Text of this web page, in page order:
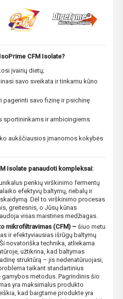
CFM Isolate?
įvairių dietų;
savo sveikata ir tinkamu kūno
pagerinti savo fizinę ir psichinę
sportininkams ir ambicingiems
aukščiausios įmanomos kokybės
Isolate panaudoti kompleksai:
penkių virškinimo fermentų
efektyvų baltymų, riebalų ir
Dėl to virškinimo procesas
greitesnis, o Jūsų kūnas
visas maistines medžiagas.
mikrofiltravimas (CFM) – šiuo metu
ir efektyviausias išrūgų baltymų
novatoriška technika, atliekama
užtikrina, kad baltymas
struktūrą – jis nedenatūruojasi,
taikant standartinius
metodus. Pagrindinis šio
yra maksimalus produkto
kad baigtame produkte yra
apsipirkimui (daugeliui
geriausių pasiūlymų!
jau dabar!
Bigman, XXL, Raw powders, Go
Akcijinėms prekėms nuolaida netaikoma,